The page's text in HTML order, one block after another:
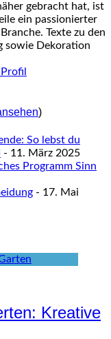
gebracht hat, ist
ein passionierter
Texte zu den
sowie Dekoration
)
So lebst du
- 11. März 2025
Programm Sinn
- 17. Mai
Kreative